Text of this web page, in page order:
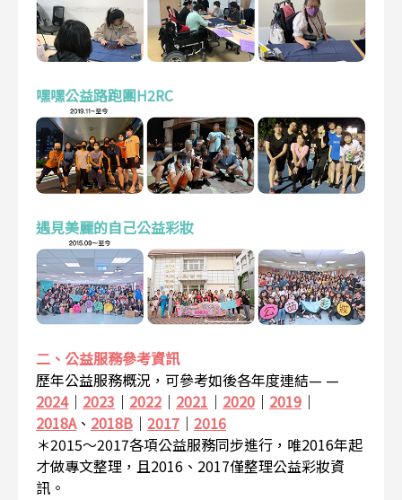
嘿嘿公益路跑團H2RC
遇見美麗的自己公益彩妝
二、公益服務參考資訊
歷年公益服務概況，可參考如後各年度連結— —
2024｜ 2023 ｜ 2022 ｜ 2021 ｜ 2020 ｜ 2019 ｜
2018A、 2018B ｜ 2017 ｜ 2016
＊2015～2017各項公益服務同步進行，唯2016年起
才做專文整理，且2016、2017僅整理公益彩妝資
訊。